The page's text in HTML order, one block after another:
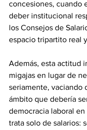
concesiones, cuando
deber institucional
los Consejos de
espacio tripartito real
Además, esta actitud
migajas en lugar de
seriamente, vaciando
ámbito que debería
democracia laboral en
trata solo de salarios: